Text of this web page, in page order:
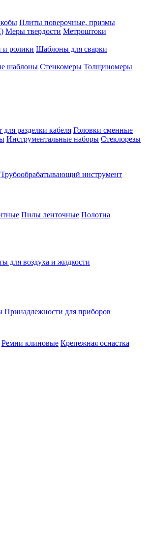
Плиты поверочные, призмы
Меры твердости Метроштоки
и ролики Шаблоны для сварки
шаблоны Стенкомеры Толщиномеры
разделки кабеля Головки сменные
Инструментальные наборы Стеклорезы
Трубообрабатывающий инструмент
Пилы ленточные Полотна
для воздуха и жидкости
Принадлежности для приборов
Ремни клиновые Крепежная оснастка